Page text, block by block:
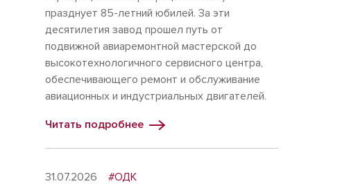
празднует 85-летний юбилей. За эти
десятилетия завод прошел путь от
подвижной авиаремонтной мастерской до
высокотехнологичного сервисного центра,
обеспечивающего ремонт и обслуживание
авиационных и индустриальных двигателей.
Читать подробнее
31.07.2026 #ОДК